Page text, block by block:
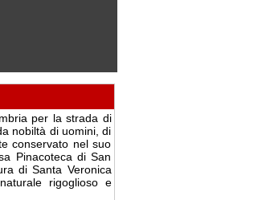
per la strada di
nobiltà di uomini, di
conservato nel suo
Pinacoteca di San
di Santa Veronica
rigoglioso e